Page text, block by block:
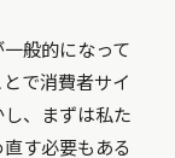
般的になって
で消費者サイ
、まずは私た
す必要もある